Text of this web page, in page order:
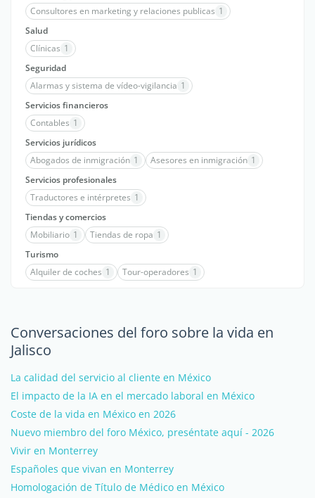
Consultores en marketing y relaciones publicas 1
Salud
Clínicas 1
Seguridad
Alarmas y sistema de vídeo-vigilancia 1
Servicios financieros
Contables 1
Servicios jurídicos
Abogados de inmigración 1 Asesores en inmigración 1
Servicios profesionales
Traductores e intérpretes 1
Tiendas y comercios
Mobiliario 1 Tiendas de ropa 1
Turismo
Alquiler de coches 1 Tour-operadores 1
Conversaciones del foro sobre la vida en
Jalisco
La calidad del servicio al cliente en México
El impacto de la IA en el mercado laboral en México
Coste de la vida en México en 2026
Nuevo miembro del foro México, preséntate aquí - 2026
Vivir en Monterrey
Españoles que vivan en Monterrey
Homologación de Título de Médico en México